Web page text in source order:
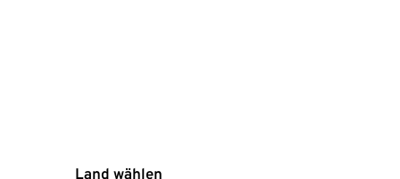
Land wählen